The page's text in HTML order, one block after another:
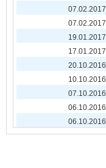
07.02.2017
07.02.2017
19.01.2017
17.01.2017
20.10.2016
10.10.2016
07.10.2016
06.10.2016
06.10.2016